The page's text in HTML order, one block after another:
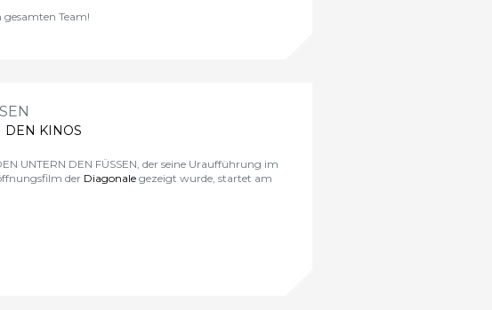
Team!
DEN KINOS
UNTERN DEN FÜSSEN, der seine Uraufführung im
der Diagonalegezeigt wurde, startet am